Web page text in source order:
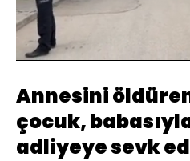
Sesi
Aç
Annesini
çocuk,
adliyeye sevk